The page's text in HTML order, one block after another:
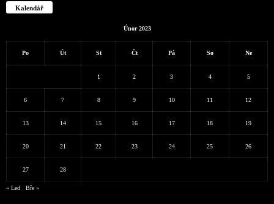
Kalendář
Únor 2023
Po Út St Čt Pá So Ne
1 2 3 4 5
6 7 8 9 10 11 12
13 14 15 16 17 18 19
20 21 22 23 24 25 26
27 28
« Led Bře »